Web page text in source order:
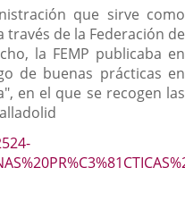
que sirve como
de la Federación de
la FEMP publicaba en
de buenas prácticas en
en el que se recogen las